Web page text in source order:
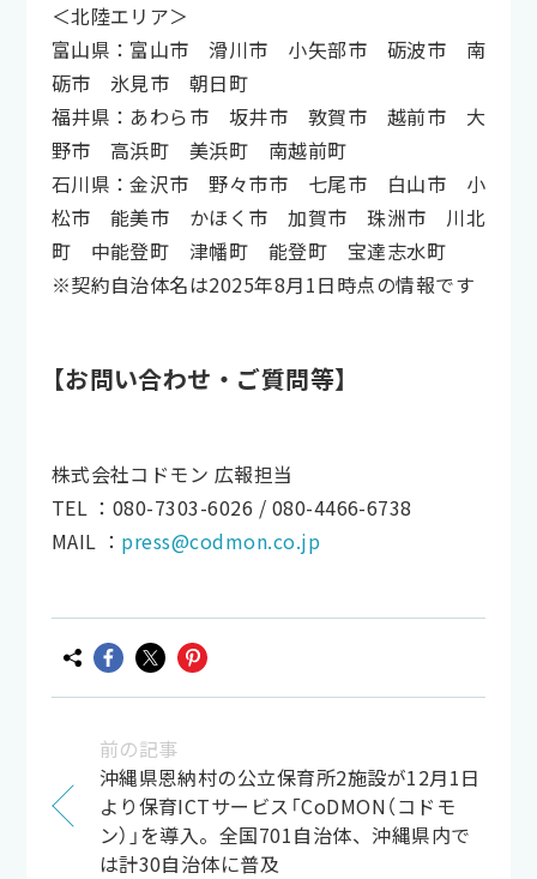
＜北陸エリア＞
富山県：富山市 滑川市 小矢部市 砺波市 南
砺市 氷見市 朝日町
福井県：あわら市 坂井市 敦賀市 越前市 大
野市 高浜町 美浜町 南越前町
石川県：金沢市 野々市市 七尾市 白山市 小
松市 能美市 かほく市 加賀市 珠洲市 川北
町 中能登町 津幡町 能登町 宝達志水町
※契約自治体名は2025年8月1日時点の情報です
【お問い合わせ・ご質問等】
株式会社コドモン 広報担当
TEL ：080-7303-6026 / 080-4466-6738
MAIL ： press@codmon.co.jp
前の記事
沖縄県恩納村の公立保育所2施設が12月1日
より保育ICTサービス「CoDMON（コドモ
ン）」を導入。全国701自治体、沖縄県内で
は計30自治体に普及